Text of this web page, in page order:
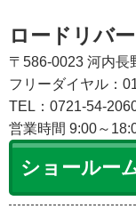
ロードリバ
〒586-0023 河内長
フリーダイヤル：
TEL：0721-54-
営業時間 9:00～
ショールー